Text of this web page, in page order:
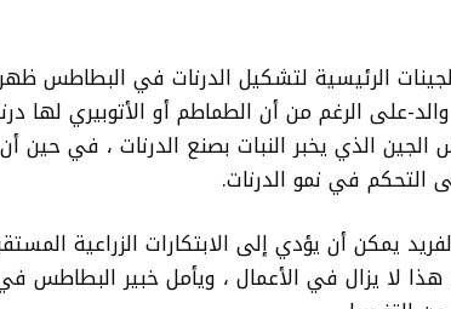
الرئيسية لتشكيل الدرنات في البطاطس
على الرغم من أن الطماطم أو الأتوبيري لها
الذي يخبر النبات بصنع الدرنات ، في حين أن
يمكن أن يؤدي إلى الابتكارات الزراعية
هذا لا يزال في الأعمال ، ويأمل خبير البطاطس